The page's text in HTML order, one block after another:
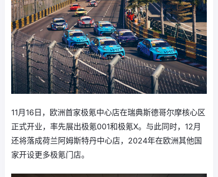
11月16日，欧洲首家极氪中心店在瑞典斯德哥尔摩核心区
正式开业，率先展出极氪001和极氪X。与此同时，12月
还将落成荷兰阿姆斯特丹中心店，2024年在欧洲其他国
家开设更多极氪门店。